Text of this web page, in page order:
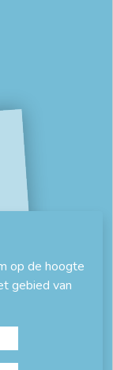
op de hoogte
gebied van